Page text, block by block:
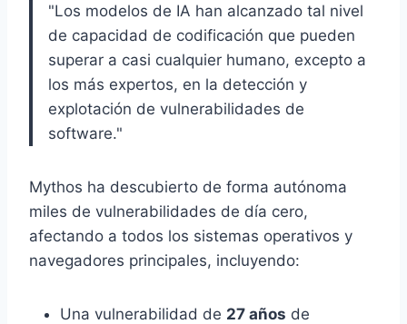
"Los modelos de IA han alcanzado tal nivel
de capacidad de codificación que pueden
superar a casi cualquier humano, excepto a
los más expertos, en la detección y
explotación de vulnerabilidades de
software."
Mythos ha descubierto de forma autónoma
miles de vulnerabilidades de día cero,
afectando a todos los sistemas operativos y
navegadores principales, incluyendo:
Una vulnerabilidad de 27 años de